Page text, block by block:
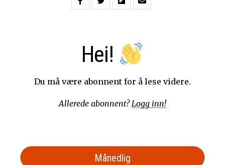
Hei!
Du må være abonnent for å lese videre.
Allerede abonnent?Logg inn!
Månedlig